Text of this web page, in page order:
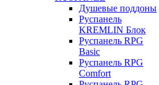
Душевые поддоны
Руспанель
KREMLIN Блок
Руспанель RPG
Basic
Руспанель RPG
Comfort